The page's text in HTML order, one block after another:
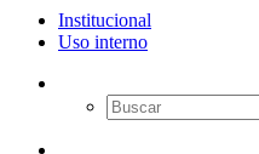
Institucional
Uso interno